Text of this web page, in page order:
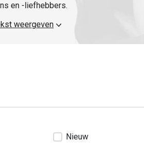
en -liefhebbers.
weergeven
Nieuw